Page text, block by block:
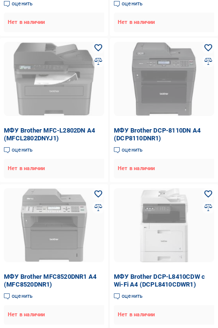
оценить
Нет в наличии
оценить
Нет в наличии
МФУ Brother MFC-L2802DN А4
(MFCL2802DNYJ1)
оценить
Нет в наличии
МФУ Brother DCP-8110DN А4
(DCP8110DNR1)
оценить
Нет в наличии
МФУ Brother MFC8520DNR1 А4
(MFC8520DNR1)
оценить
Нет в наличии
МФУ Brother DCP-L8410CDW c
Wi-Fi А4 (DCPL8410CDWR1)
оценить
Нет в наличии